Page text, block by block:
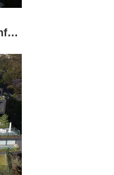
桥梁体验项目 / AntónioBorges + Infraestruturas de Portugal + IP Património